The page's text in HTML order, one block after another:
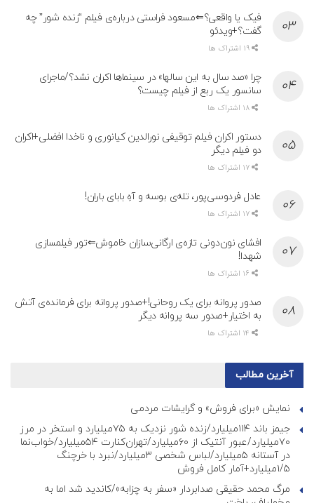
فیک یا واقعی؟⇐مسعود فراستی درباره‌ی فیلم “زنده شور” چه
گفت؟+ویدئو
چرا «صد سال به این سالها» در سینماها اکران نشد؟/ماجرای
سانسور یک ربع از فیلم چیست؟
دستور اکران فیلم توقیفی نورالدین کیانوری و ناخدا افضلی+اکران
دو فیلم دیگر
عادل فردوسی‌پور، تله‌ی بوسه و آهِ بابای باران!
افشای نون‌دونی تازه‌ی ارگانی‌سازان خاموش⇐تور فیلمسازی
شهدا!
صدور پروانه برای یک روحانی!+صدور پروانه برای فرمانده‌ی آتش
به اختیار+صدور سه پروانه دیگر
آخرین مطالب
نمایش «برای فروش» و گرایشات مردمی
جیمز باند ۱۱۴میلیارد/زنده شور نزدیک به ۷۵میلیارد و استخر در مرز
۷۰میلیارد/عبور آنتیک از ۶۰میلیارد/تهران‌کنارت ۵۴میلیارد/خواب‌نما
در آستانه ۵میلیارد/لباس شخصی ۳میلیارد/نبرد با خرچنگ
۱/۵میلیارد+آمار کامل فروش
مرگ محمد حقیقی صدابردار «سفر به چزابه»/کاندید شد اما به